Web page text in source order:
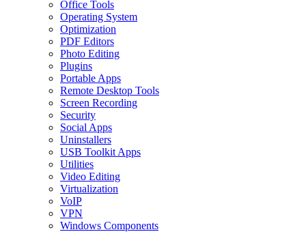
Office Tools
Operating System
Optimization
PDF Editors
Photo Editing
Plugins
Portable Apps
Remote Desktop Tools
Screen Recording
Security
Social Apps
Uninstallers
USB Toolkit Apps
Utilities
Video Editing
Virtualization
VoIP
VPN
Windows Components